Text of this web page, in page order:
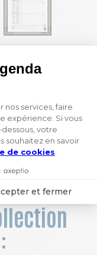
6,30 €
ces